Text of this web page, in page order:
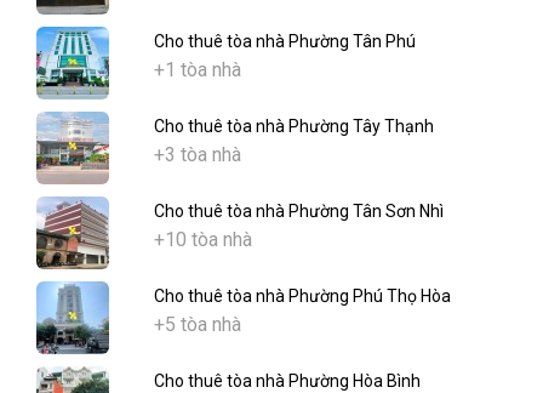
Cho thuê tòa nhà Phường Tân Phú
+1 tòa nhà
Cho thuê tòa nhà Phường Tây Thạnh
+3 tòa nhà
Cho thuê tòa nhà Phường Tân Sơn Nhì
+10 tòa nhà
Cho thuê tòa nhà Phường Phú Thọ Hòa
+5 tòa nhà
Cho thuê tòa nhà Phường Hòa Bình